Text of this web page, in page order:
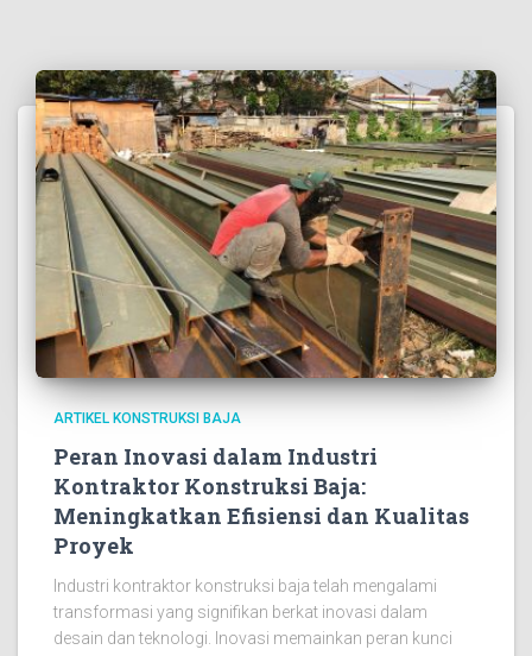
ARTIKEL KONSTRUKSI BAJA
Peran Inovasi dalam Industri
Kontraktor Konstruksi Baja:
Meningkatkan Efisiensi dan Kualitas
Proyek
Industri kontraktor konstruksi baja telah mengalami
transformasi yang signifikan berkat inovasi dalam
desain dan teknologi. Inovasi memainkan peran kunci